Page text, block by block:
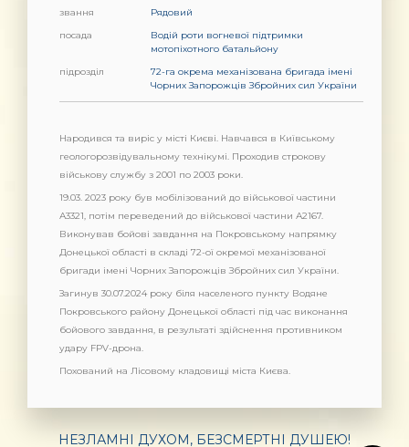
звання
Рядовий
посада
Водій роти вогневої підтримки
мотопіхотного батальйону
підрозділ
72-га окрема механізована бригада імені
Чорних Запорожців Збройних сил України
Народився та виріс у місті Києві. Навчався в Київському
геологорозвідувальному технікумі. Проходив строкову
військову службу з 2001 по 2003 роки.
19.03. 2023 року був мобілізований до військової частини
А3321, потім переведений до військової частини А2167.
Виконував бойові завдання на Покровському напрямку
Донецької області в складі 72-ої окремої механізованої
бригади імені Чорних Запорожців Збройних сил України.
Загинув 30.07.2024 року біля населеного пункту Водяне
Покровського району Донецької області під час виконання
бойового завдання, в результаті здійснення противником
удару FPV-дрона.
Похований на Лісовому кладовищі міста Києва.
НЕЗЛАМНІ ДУХОМ, БЕЗСМЕРТНІ ДУШЕЮ!